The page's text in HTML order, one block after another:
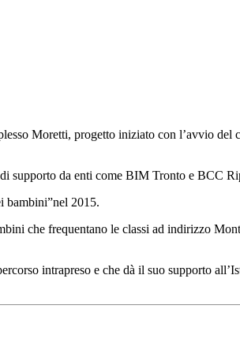
Moretti, progetto iniziato con l’avvio del
supporto da enti come BIM Tronto e BCC
bambini”nel 2015.
che frequentano le classi ad indirizzo
intrapreso e che dà il suo supporto